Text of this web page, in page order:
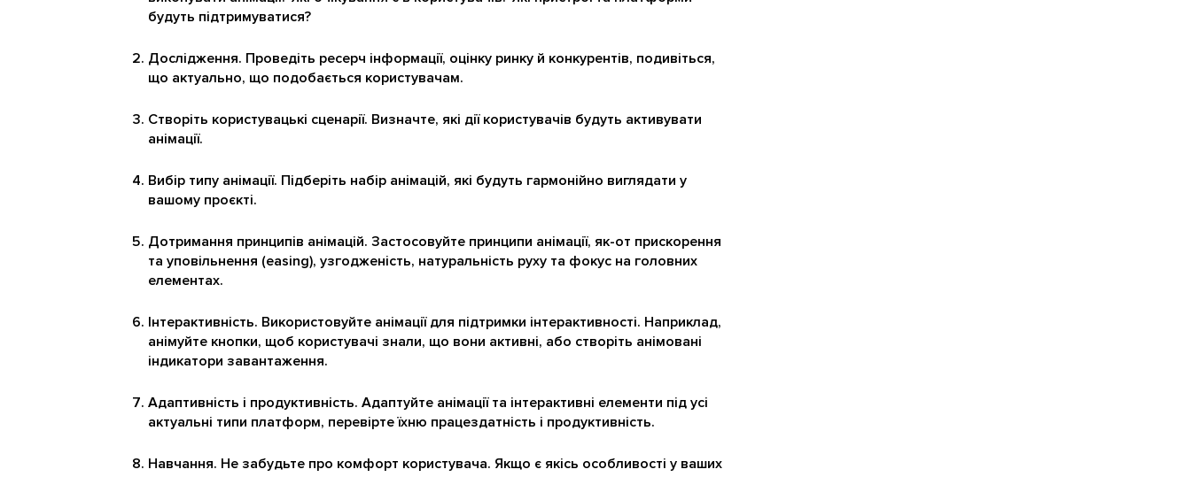
будуть підтримуватися?
Дослідження. Проведіть ресерч інформації, оцінку ринку й конкурентів, подивіться,
що актуально, що подобається користувачам.
Створіть користувацькі сценарії. Визначте, які дії користувачів будуть активувати
анімації.
Вибір типу анімації. Підберіть набір анімацій, які будуть гармонійно виглядати у
вашому проєкті.
Дотримання принципів анімацій. Застосовуйте принципи анімації, як-от прискорення
та уповільнення (easing), узгодженість, натуральність руху та фокус на головних
елементах.
Інтерактивність. Використовуйте анімації для підтримки інтерактивності. Наприклад,
анімуйте кнопки, щоб користувачі знали, що вони активні, або створіть анімовані
індикатори завантаження.
Адаптивність і продуктивність. Адаптуйте анімації та інтерактивні елементи під усі
актуальні типи платформ, перевірте їхню працездатність і продуктивність.
Навчання. Не забудьте про комфорт користувача. Якщо є якісь особливості у ваших